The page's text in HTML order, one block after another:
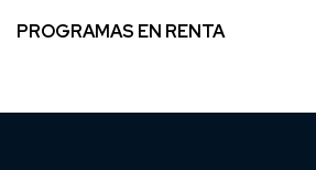
PROGRAMAS EN RENTA